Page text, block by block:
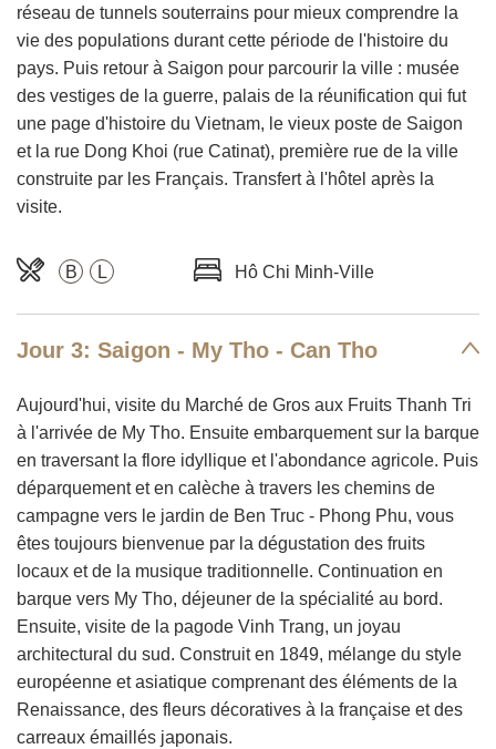
réseau de tunnels souterrains pour mieux comprendre la
vie des populations durant cette période de l'histoire du
pays. Puis retour à Saigon pour parcourir la ville : musée
des vestiges de la guerre, palais de la réunification qui fut
une page d'histoire du Vietnam, le vieux poste de Saigon
et la rue Dong Khoi (rue Catinat), première rue de la ville
construite par les Français. Transfert à l'hôtel après la
visite.
B L Hô Chi Minh-Ville
Jour 3: Saigon - My Tho - Can Tho
Aujourd'hui, visite du Marché de Gros aux Fruits Thanh Tri
à l'arrivée de My Tho. Ensuite embarquement sur la barque
en traversant la flore idyllique et l'abondance agricole. Puis
déparquement et en calèche à travers les chemins de
campagne vers le jardin de Ben Truc - Phong Phu, vous
êtes toujours bienvenue par la dégustation des fruits
locaux et de la musique traditionnelle. Continuation en
barque vers My Tho, déjeuner de la spécialité au bord.
Ensuite, visite de la pagode Vinh Trang, un joyau
architectural du sud. Construit en 1849, mélange du style
européenne et asiatique comprenant des éléments de la
Renaissance, des fleurs décoratives à la française et des
carreaux émaillés japonais.